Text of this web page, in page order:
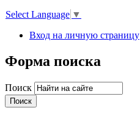
Select Language ▼
Вход на личную страницу
Форма поиска
Поиск